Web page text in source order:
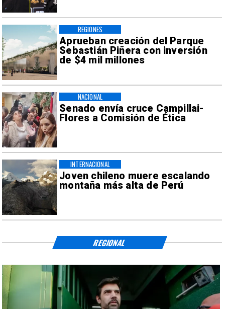
Aprueban creación del Parque
Sebastián Piñera con inversión
de $4 mil millones
REGIONES
Senado envía cruce Campillai-
Flores a Comisión de Ética
NACIONAL
Joven chileno muere escalando
montaña más alta de Perú
INTERNACIONAL
REGIONAL